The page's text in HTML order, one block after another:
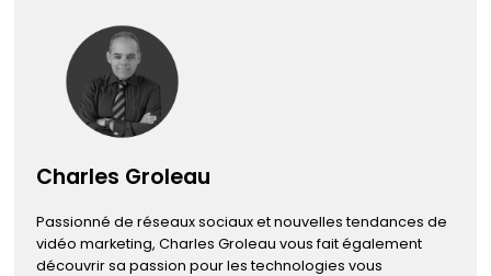
Charles Groleau
Passionné de réseaux sociaux et nouvelles tendances de
vidéo marketing, Charles Groleau vous fait également
découvrir sa passion pour les technologies vous